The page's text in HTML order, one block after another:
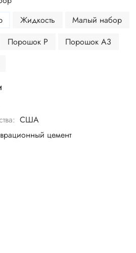
Жидкость
Малый набор
Порошок P
Порошок А3
США
цемент